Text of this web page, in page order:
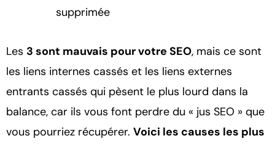
supprimée
Les 3 sont mauvais pour votre SEO, mais ce sont
les liens internes cassés et les liens externes
entrants cassés qui pèsent le plus lourd dans la
balance, car ils vous font perdre du « jus SEO » que
vous pourriez récupérer. Voici les causes les plus